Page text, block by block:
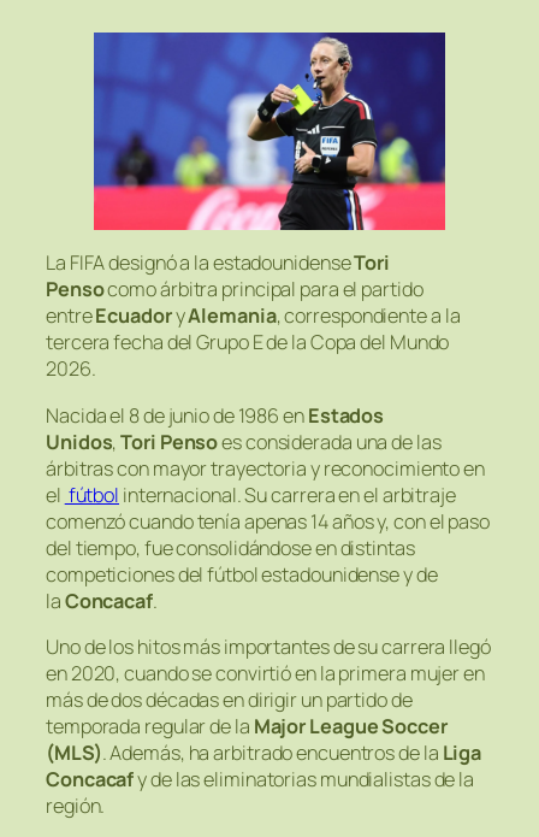
La FIFA designó a la estadounidenseTori
Pensocomo árbitra principal para el partido
entreEcuadoryAlemania, correspondiente a la
tercera fecha del Grupo E de la Copa del Mundo
2026.
Nacida el 8 de junio de 1986 enEstados
Unidos,Tori Pensoes considerada una de las
árbitras con mayor trayectoria y reconocimiento en
el fútbol internacional. Su carrera en el arbitraje
comenzó cuando tenía apenas 14 años y, con el paso
del tiempo, fue consolidándose en distintas
competiciones del fútbol estadounidense y de
laConcacaf.
Uno de los hitos más importantes de su carrera llegó
en 2020, cuando se convirtió en la primera mujer en
más de dos décadas en dirigir un partido de
temporada regular de la Major League Soccer
(MLS). Además, ha arbitrado encuentros de la Liga
Concacafy de las eliminatorias mundialistas de la
región.